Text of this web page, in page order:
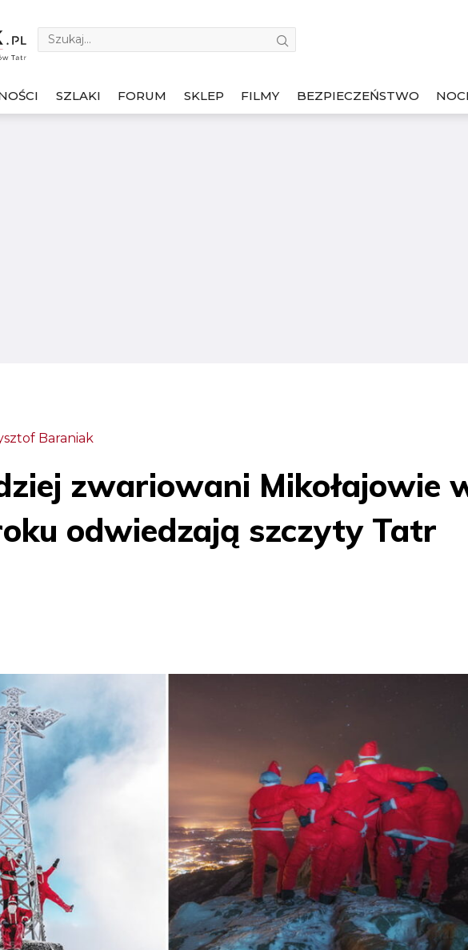
SZLAKI FORUM SKLEP FILMY BEZPIECZEŃSTWO
Baraniak
zwariowani Mikołajowie
odwiedzają szczyty Tatr